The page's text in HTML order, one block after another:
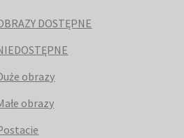
DOSTĘPNE
obrazy
obrazy